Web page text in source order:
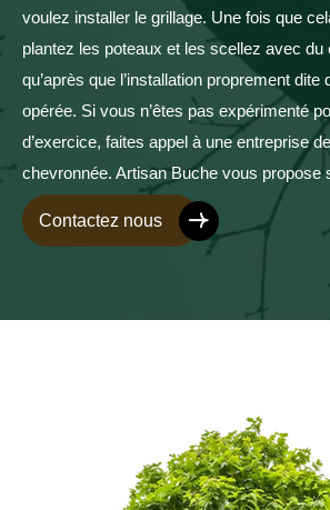
voulez installer le grillage. Une fois que
plantez les poteaux et les scellez avec du
qu’après que l’installation proprement dite
opérée. Si vous n’êtes pas expérimenté
d’exercice, faites appel à une entreprise
chevronnée. Artisan Buche vous propose
Contactez nous